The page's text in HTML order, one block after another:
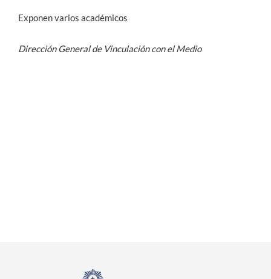
Exponen varios académicos
Dirección General de Vinculación con el Medio